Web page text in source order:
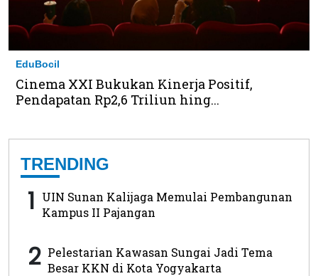
EduBocil
Cinema XXI Bukukan Kinerja Positif,
Pendapatan Rp2,6 Triliun hing...
TRENDING
1 UIN Sunan Kalijaga Memulai Pembangunan
Kampus II Pajangan
2 Pelestarian Kawasan Sungai Jadi Tema
Besar KKN di Kota Yogyakarta